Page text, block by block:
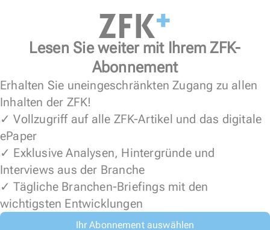
Lesen Sie weiter mit Ihrem ZFK-
Abonnement
Erhalten Sie uneingeschränkten Zugang zu allen
Inhalten der ZFK!
✓ Vollzugriff auf alle ZFK-Artikel und das digitale
ePaper
✓ Exklusive Analysen, Hintergründe und
Interviews aus der Branche
✓ Tägliche Branchen-Briefings mit den
wichtigsten Entwicklungen
Ihr Abonnement auswählen